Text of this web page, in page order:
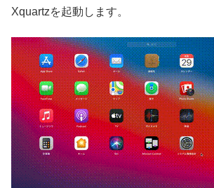
Xquartzを起動します。